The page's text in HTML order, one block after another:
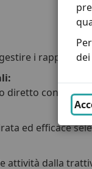
i rapporti
diretto con le
ed efficace
attività dalla